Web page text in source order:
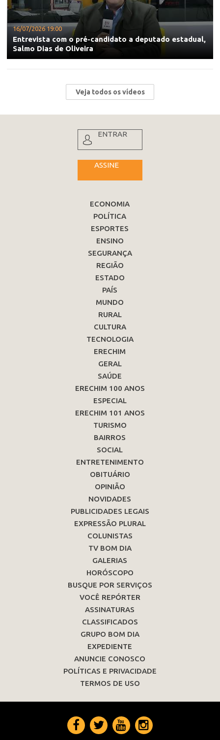
16/07/2026 19:00
Entrevista com o pré-candidato a deputado estadual,
Salmo Dias de Oliveira
Veja todos os vídeos
ENTRAR
ASSINE
ECONOMIA
POLÍTICA
ESPORTES
ENSINO
SEGURANÇA
REGIÃO
ESTADO
PAÍS
MUNDO
RURAL
CULTURA
TECNOLOGIA
ERECHIM
GERAL
SAÚDE
ERECHIM 100 ANOS
ESPECIAL
ERECHIM 101 ANOS
TURISMO
BAIRROS
SOCIAL
ENTRETENIMENTO
OBITUÁRIO
OPINIÃO
NOVIDADES
PUBLICIDADES LEGAIS
EXPRESSÃO PLURAL
COLUNISTAS
TV BOM DIA
GALERIAS
HORÓSCOPO
BUSQUE POR SERVIÇOS
VOCÊ REPÓRTER
ASSINATURAS
CLASSIFICADOS
GRUPO BOM DIA
EXPEDIENTE
ANUNCIE CONOSCO
POLÍTICAS E PRIVACIDADE
TERMOS DE USO